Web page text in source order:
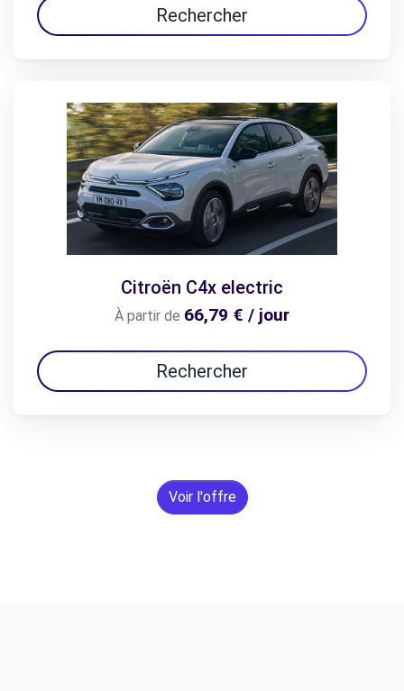
Rechercher
Citroën C4x electric
À partir de 66,79 € / jour
Rechercher
Voir l'offre